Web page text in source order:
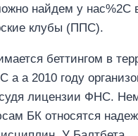
найдем у нас%2C
клубы (ППС).
беттингом в
а а 2010 году
лицензии ФНС.
БК относятся